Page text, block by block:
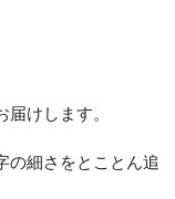
けします。
の細さをとことん追